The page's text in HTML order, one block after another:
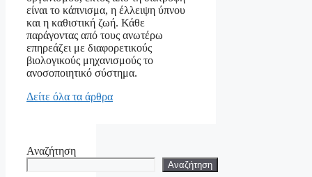
είναι το κάπνισμα, η έλλειψη ύπνου
και η καθιστική ζωή. Κάθε
παράγοντας από τους ανωτέρω
επηρεάζει με διαφορετικούς
βιολογικούς μηχανισμούς το
ανοσοποιητικό σύστημα.
Δείτε όλα τα άρθρα
Αναζήτηση
Αναζήτηση